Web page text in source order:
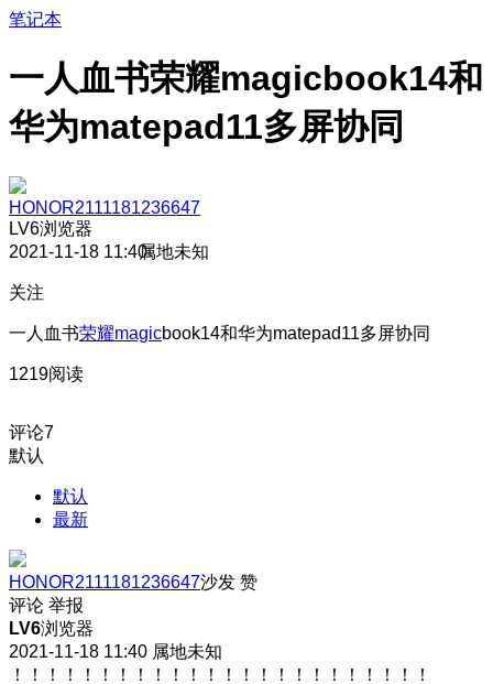
笔记本
一人血书荣耀magicbook14和
华为matepad11多屏协同
HONOR2111181236647
LV6浏览器
2021-11-18 11:40属地未知
关注
一人血书荣耀magicbook14和华为matepad11多屏协同
1219阅读
评论7
默认
默认
最新
HONOR2111181236647沙发 赞
评论 举报
LV6浏览器
2021-11-18 11:40 属地未知
！！！！！！！！！！！！！！！！！！！！！！！！